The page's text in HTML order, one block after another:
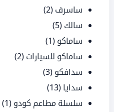
ساسرف (2)
سالك (5)
ساماكو (1)
ساماكو للسيارات (2)
سدافكو (3)
سدايا (13)
سلسلة مطاعم كودو (1)